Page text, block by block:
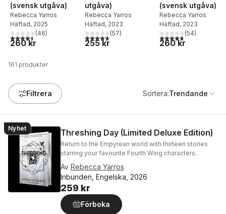
(svensk utgåva)
Rebecca Yarros
Häftad, 2025
4,5utav 5 stjärnor. Totalt antal röster:
(46)
260 kr
utgåva)
Rebecca Yarros
Häftad, 2023
4,7utav 5 stjärnor. Totalt antal röster:
(57)
255 kr
(svensk utgåva)
Rebecca Yarros
Häftad, 2023
4,7utav 5 stjärnor.
(54)
260 kr
161 produkter
Filtrera Sortera:Trendande
Nyhet Threshing Day (Limited Deluxe Edition)
Return to the Empyrean world with thirteen stories
starring your favourite Fourth Wing characters.
Av Rebecca Yarros
Inbunden, Engelska, 2026
259 kr
Förboka